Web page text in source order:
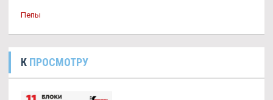
Пепы
К ПРОСМОТРУ